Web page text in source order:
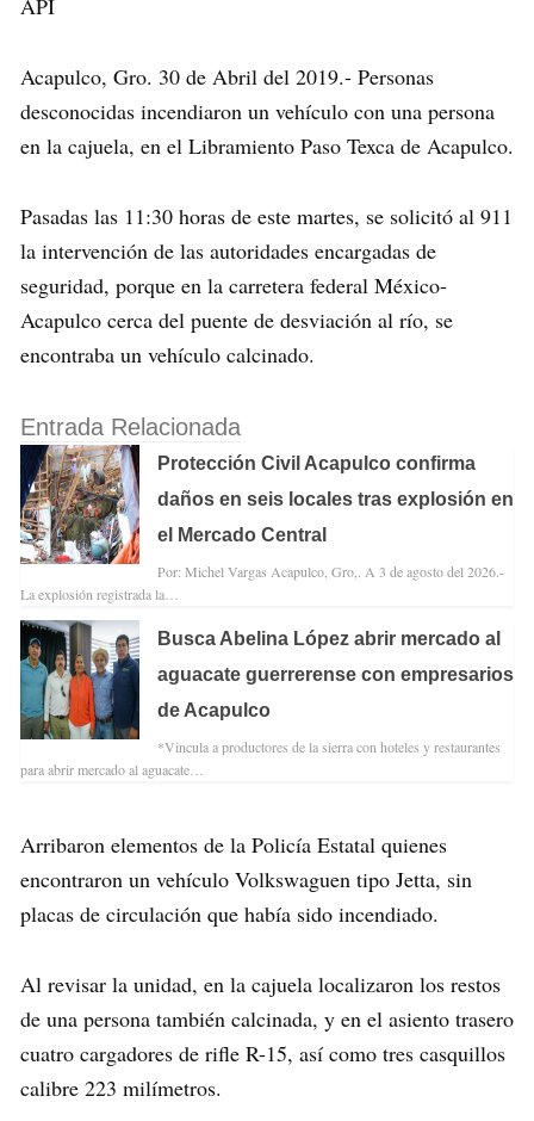
Acapulco, Gro. 30 de Abril del 2019.- Personas
desconocidas incendiaron un vehículo con una persona
en la cajuela, en el Libramiento Paso Texca de Acapulco.
Pasadas las 11:30 horas de este martes, se solicitó al 911
la intervención de las autoridades encargadas de
seguridad, porque en la carretera federal México-
Acapulco cerca del puente de desviación al río, se
encontraba un vehículo calcinado.
Entrada Relacionada
Protección Civil Acapulco confirma
daños en seis locales tras explosión en
el Mercado Central
Por: Michel Vargas Acapulco, Gro,. A 3 de agosto del 2026.-
La explosión registrada la…
Busca Abelina López abrir mercado al
aguacate guerrerense con empresarios
de Acapulco
*Vincula a productores de la sierra con hoteles y restaurantes
para abrir mercado al aguacate…
Arribaron elementos de la Policía Estatal quienes
encontraron un vehículo Volkswaguen tipo Jetta, sin
placas de circulación que había sido incendiado.
Al revisar la unidad, en la cajuela localizaron los restos
de una persona también calcinada, y en el asiento trasero
cuatro cargadores de rifle R-15, así como tres casquillos
calibre 223 milímetros.